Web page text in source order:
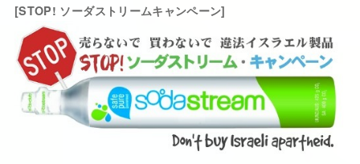
[STOP! ソーダストリームキャンペーン]